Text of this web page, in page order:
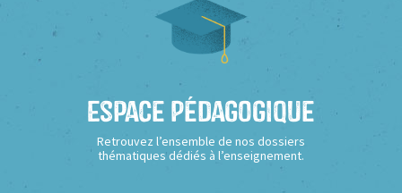
Espace Pédagogique
Retrouvez l’ensemble de nos dossiers
thématiques dédiés à l’enseignement.